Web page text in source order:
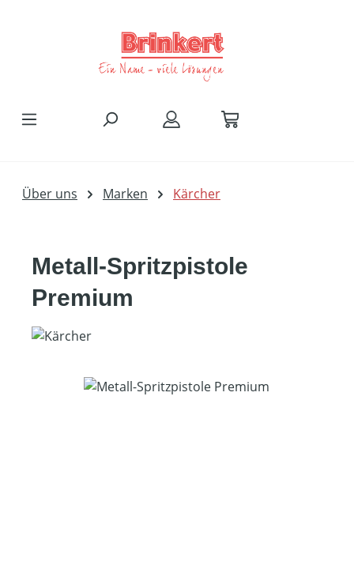
Über uns Marken Kärcher
Metall-Spritzpistole
Premium
Bildergalerie überspringen